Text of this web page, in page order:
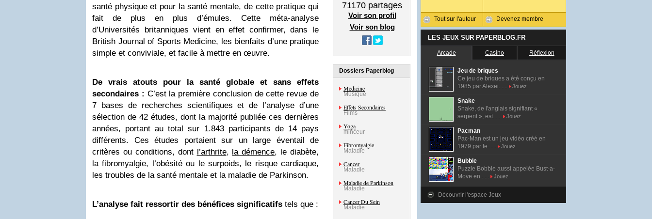
santé physique et pour la santé mentale, de cette pratique qui
fait de plus en plus d’émules. Cette méta-analyse
d’Universités britanniques vient en effet confirmer, dans le
British Journal of Sports Medicine, les bienfaits d’une pratique
simple et conviviale, et facile à mettre en œuvre.
De vrais atouts pour la santé globale et sans effets
secondaires : C’est la première conclusion de cette revue de
7 bases de recherches scientifiques et de l’analyse d’une
sélection de 42 études, dont la majorité publiée ces dernières
années, portant au total sur 1.843 participants de 14 pays
différents. Ces études portaient sur un large éventail de
critères ou conditions, dont l’arthrite, la démence, le diabète,
la fibromyalgie, l’obésité ou le surpoids, le risque cardiaque,
les troubles de la santé mentale et la maladie de Parkinson.
L’analyse fait ressortir des bénéfices significatifs tels que :
71170 partages
Voir son profil
Voir son blog
Dossiers Paperblog
Medicine
Musique
Effets Secondaires
Films
Yoga
minceur
Fibromyalgie
Maladie
Cancer
Maladie
Maladie de Parkinson
Maladie
Cancer Du Sein
Maladie
Tout sur l'auteur Devenez membre
LES JEUX SUR PAPERBLOG.FR
Arcade Casino Réflexion
Jeu de briques
Ce jeu de briques a été conçu en
1985 par Alexei......
Jouez
Snake
Snake, de l'anglais signifiant «
serpent », est......
Jouez
Pacman
Pac-Man est un jeu vidéo créé en
1979 par le......
Jouez
Bubble
Puzzle Bobble aussi appelée Bust-a-
Move en......
Jouez
Découvrir l'espace Jeux